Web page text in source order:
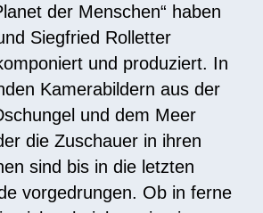
der Menschen“ haben
Siegfried Rolletter
und produziert. In
Kamerabildern aus der
und dem Meer
die Zuschauer in ihren
sind bis in die letzten
vorgedrungen. Ob in ferne